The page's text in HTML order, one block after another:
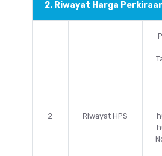
2. Riwayat Harga
2 Riwayat HPS